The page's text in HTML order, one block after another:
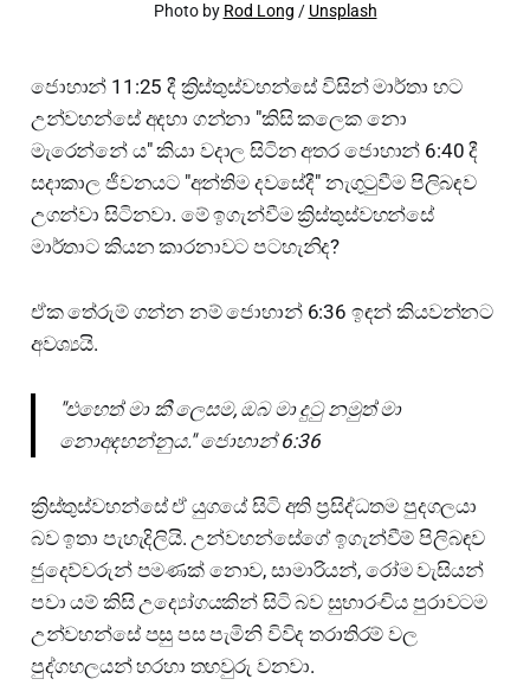
Photo by Rod Long / Unsplash
ජොහාන් 11:25 දී ක්‍රිස්තුස්වහන්සේ විසින් මාර්තා හට
උන්වහන්සේ අදහා ගන්නා "කිසි කලෙක නො
මැරෙන්නේ ය" කියා වදාල සිටින අතර ජොහාන් 6:40 දී
සදාකාල ජීවනයට "අන්තිම දවසේදී" නැගුටුවීම පිලිබඳව
උගන්වා සිටිනවා. මේ ඉගැන්වීම ක්‍රිස්තුස්වහන්සේ
මාර්තාට කියන කාරනාවට පටහැනිද?
ඒක තේරුම් ගන්න නම් ජොහාන් 6:36 ඉඳන් කියවන්නට
අවශ්‍යයි.
"එහෙත් මා කී ලෙසම, ඔබ මා දුටු නමුත් මා
නොඅදහන්නුය." ජොහාන් 6:36
ක්‍රිස්තුස්වහන්සේ ඒ යුගයේ සිටි අති ප්‍රසිද්ධතම පුදගලයා
බව ඉතා පැහැදිලියි. උන්වහන්සේගේ ඉගැන්වීම් පිලිබඳව
ජුදෙව්වරුන් පමණක් නොව, සාමාරියන්, රෝම වැසියන්
පවා යම් කිසි උද්‍යෝගයකින් සිටි බව සුභාරංචිය පුරාවටම
උන්වහන්සේ පසු පස පැමිනි විවිද තරාතිරම් වල
පුද්ගහල‍යන් හරහා තහවුරු වනවා.